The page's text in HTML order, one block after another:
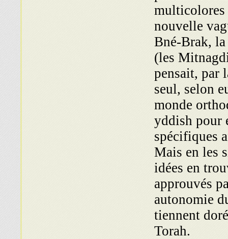
multicolores
nouvelle
Bné-Brak,
(les
pensait, par
seul, selon
monde
yddish pour
spécifiques
Mais en les
idées en
approuvés
autonomie
tiennent
Torah.